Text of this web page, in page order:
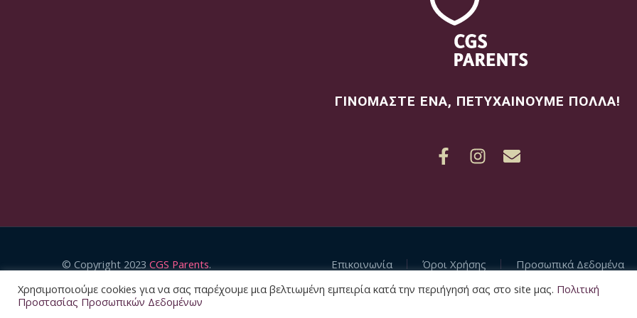
ΓΙΝΟΜΑΣΤΕ ΕΝΑ, ΠΕΤΥΧΑΙΝΟΥΜΕ ΠΟΛΛΑ!
Επικοινωνία Όροι Χρήσης Προσωπικά Δεδομένα
© Copyright 2023 CGS Parents.
Designed by
Χρησιμοποιούμε cookies για να σας παρέχουμε μια βελτιωμένη εμπειρία κατά την περιήγησή σας στο site μας. Πολιτική
Προστασίας Προσωπικών Δεδομένων